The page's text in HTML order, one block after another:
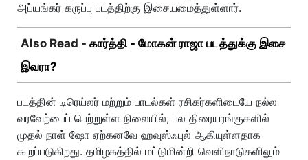
அப்யங்கர் கருப்பு படத்திற்கு இசையமைத்துள்ளார்.
Also Read - கார்த்தி - மோகன் ராஜா படத்துக்கு இசை
இவரா?
படத்தின் டிரெய்லர் மற்றும் பாடல்கள் ரசிகர்களிடையே நல்ல
வரவேற்பைப் பெற்றுள்ள நிலையில், பல திரையரங்குகளில்
முதல் நாள் ஷோ ஏற்கனவே ஹவுஸ்ஃபுல் ஆகியுள்ளதாக
கூறப்படுகிறது. தமிழகத்தில் மட்டுமின்றி வெளிநாடுகளிலும்